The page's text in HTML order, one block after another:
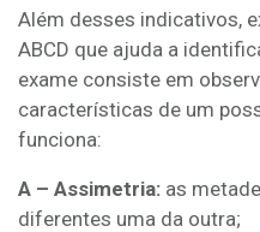
Além desses indicativos,
ABCD que ajuda a
exame consiste em
características de um
funciona:
A – Assimetria: as
diferentes uma da outra;